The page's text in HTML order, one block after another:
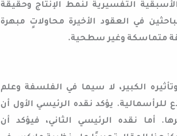
التفسيرية لنمط الإنتاج وحقيقة
في العقود الأخيرة محاولاتٍ مبهرة
متماسكة وغير سطحية.
الكبير، لا سيما في الفلسفة وعلم
للرأسمالية. يؤكد نقده الرئيسي الأول أن
أما نقده الرئيسي الثاني، فيؤكد أن